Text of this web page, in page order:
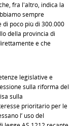
fra l'altro, indica la
sempre
poco più di 300.000
della provincia di
e che
legislative e
sulla riforma del
sulla
prioritario per le
l’ uso del